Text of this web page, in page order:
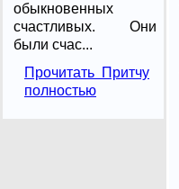
обыкновенных
счастливых. Они
были счас...
Прочитать Притчу
полностью